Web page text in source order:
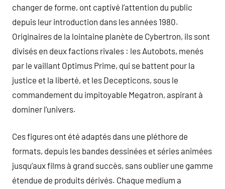
changer de forme, ont captivé l’attention du public
depuis leur introduction dans les années 1980.
Originaires de la lointaine planète de Cybertron, ils sont
divisés en deux factions rivales : les Autobots, menés
par le vaillant Optimus Prime, qui se battent pour la
justice et la liberté, et les Decepticons, sous le
commandement du impitoyable Megatron, aspirant à
dominer l’univers.
Ces figures ont été adaptés dans une pléthore de
formats, depuis les bandes dessinées et séries animées
jusqu’aux films à grand succès, sans oublier une gamme
étendue de produits dérivés. Chaque medium a